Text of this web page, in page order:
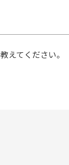
えてください。